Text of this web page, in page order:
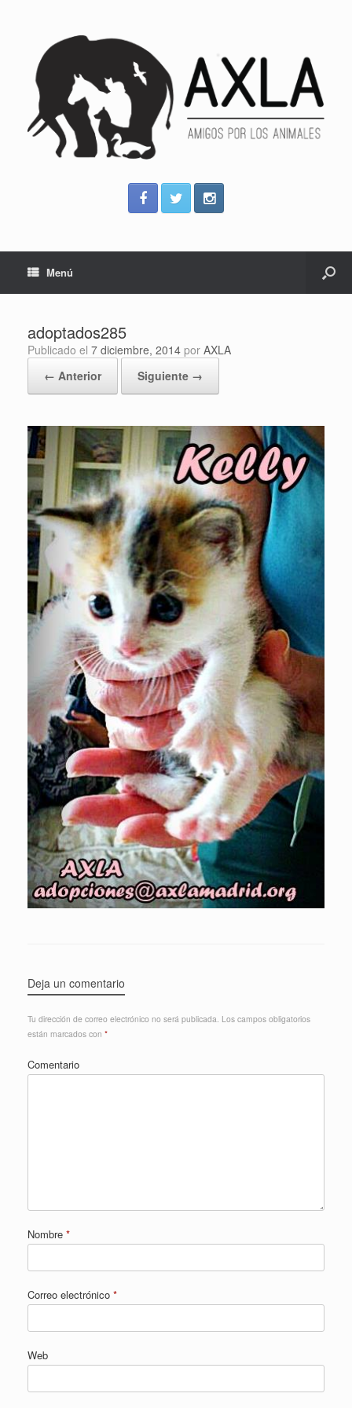
Menú
adoptados285
Publicado el 7 diciembre, 2014 por AXLA
← Anterior
Siguiente →
Deja un comentario
Tu dirección de correo electrónico no será publicada. Los campos obligatorios
están marcados con *
Comentario
Nombre *
Correo electrónico *
Web